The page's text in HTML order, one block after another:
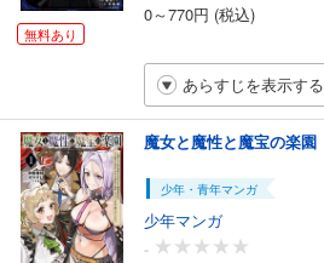
無料あり
0～770円 (税込)
あらすじを表示する
魔女と魔性と魔宝の楽園
少年・青年マンガ
少年マンガ
-